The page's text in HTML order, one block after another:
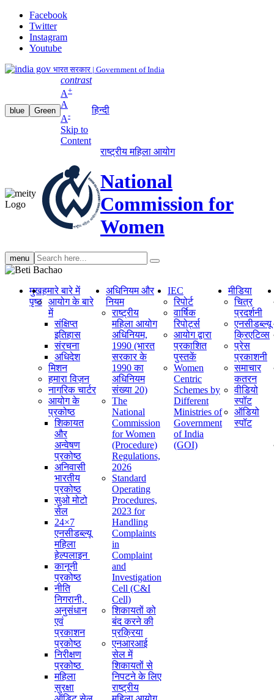
Facebook
Twitter
Instagram
Youtube
भारत सरकार | Government of India
blue Green
contrast
A+
A
A-
Skip to
Content
हिन्दी
राष्ट्रीय महिला आयोग
National
Commission for
Women
menu Search
search
मुख
पृष्ठ
हमारे बारे में
आयोग के बारे
में
संक्षिप्‍त
इतिहास
संरचना
अधिदेश
मिशन
हमारा विज़न
नागरिक चार्टर
आयोग के
प्रकोष्ठ
शिकायत
और
अन्वेषण
प्रकोष्ठ
अनिवासी
भारतीय
प्रकोष्ठ
सुओ मोटो
सेल
24×7
एनसीडब्ल्यू
महिला
हेल्पलाइन
कानूनी
प्रकोष्ठ
नीति
निगरानी, ​​
अनुसंधान
एवं
प्रकाशन
प्रकोष्ठ
निरीक्षण
प्रकोष्ठ
महिला
सुरक्षा
अधिनियम और
नियम
राष्ट्रीय
महिला आयोग
अधिनियम,
1990 (भारत
सरकार के
1990 का
अधिनियम
संख्या 20)
The
National
Commission
for Women
(Procedure)
Regulations,
2026
Standard
Operating
Procedures,
2023 for
Handling
Complaints
in
Complaint
and
Investigation
Cell (C&I
Cell)
शिकायतों को
बंद करने की
प्रक्रिया
एनआरआई
सेल में
शिकायतों से
निपटने के लिए
राष्ट्रीय
IEC
रिपोर्ट
वार्षिक
रिपोर्ट्स
आयोग द्वारा
प्रकाशित
पुस्तकें
Women
Centric
Schemes by
Different
Ministries of
Government
of India
(GOI)
मीडिया
चित्र
प्रदर्शनी
एनसीडब्ल्यू
क्रिएटिव्स
प्रेस
प्रकाशनी
समाचार
कतरन
वीडियो
स्पॉट
ऑडियो
स्पॉट